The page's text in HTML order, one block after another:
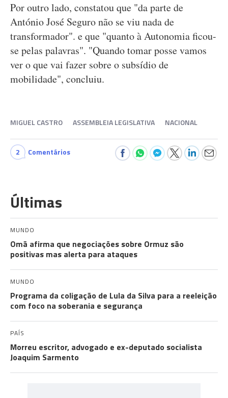
Por outro lado, constatou que "da parte de
António José Seguro não se viu nada de
transformador". e que "quanto à Autonomia ficou-
se pelas palavras". "Quando tomar posse vamos
ver o que vai fazer sobre o subsídio de
mobilidade", concluiu.
MIGUEL CASTRO ASSEMBLEIA LEGISLATIVA NACIONAL
2 Comentários
Últimas
MUNDO
Omã afirma que negociações sobre Ormuz são
positivas mas alerta para ataques
MUNDO
Programa da coligação de Lula da Silva para a reeleição
com foco na soberania e segurança
PAÍS
Morreu escritor, advogado e ex-deputado socialista
Joaquim Sarmento